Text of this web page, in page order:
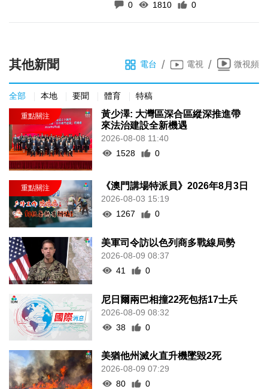
0
1810 0
其他新聞 電台 / 電視 / 微視頻
全部 本地 要聞 體育 特稿
黃少澤: 大灣區深合區縱深推進帶
來法治建設全新機遇
2026-08-08 11:40
1528
0
《澳門講場特派員》2026年8月3日
2026-08-03 15:19
1267
0
美軍司令訪以色列商多戰線局勢
2026-08-09 08:37
41
0
尼日爾兩巴相撞22死包括17士兵
2026-08-09 08:32
38
0
美猶他州滅火直升機墜毀2死
2026-08-09 07:29
80
0